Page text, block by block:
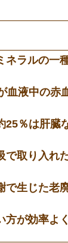
ネラルの一
血液中の赤
25％は肝臓
で取り入れ
で生じた老
方が効率よ